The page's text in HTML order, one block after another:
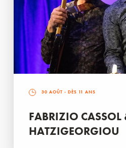
30 AOÛT - DÈS 11 ANS
FABRIZIO CASSOL
HATZIGEORGIOU